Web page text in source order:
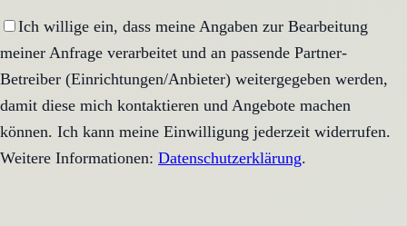
Ich willige ein, dass meine Angaben zur Bearbeitung
meiner Anfrage verarbeitet und an passende Partner-
Betreiber (Einrichtungen/Anbieter) weitergegeben werden,
damit diese mich kontaktieren und Angebote machen
können. Ich kann meine Einwilligung jederzeit widerrufen.
Weitere Informationen: Datenschutzerklärung.